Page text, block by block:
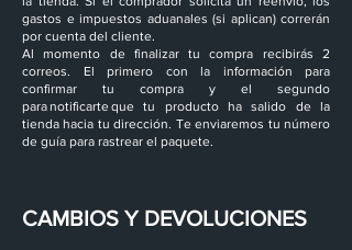
gastos e impuestos aduanales (si aplican) correrán
por cuenta del cliente.
Al momento de finalizar tu compra recibirás 2
correos. El primero con la información para
confirmar tu compra y el segundo
para notificarte que tu producto ha salido de la
tienda hacia tu dirección. Te enviaremos tu número
de guía para rastrear el paquete.
CAMBIOS Y DEVOLUCIONES